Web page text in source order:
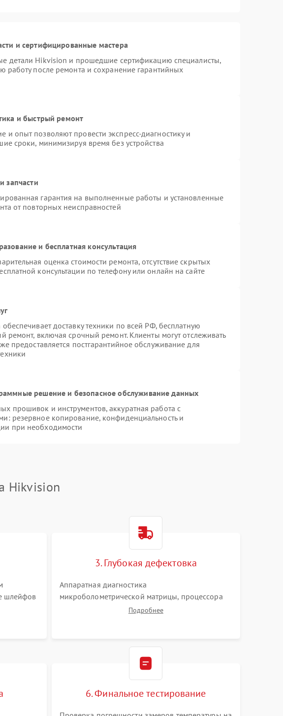
и сертифицированные мастера
детали Hikvision и прошедшие сертификацию специалисты,
работу после ремонта и сохранение гарантийных
и быстрый ремонт
и опыт позволяют провести экспресс-диагностику и
сроки, минимизируя время без устройства
запчасти
гарантия на выполненные работы и установленные
от повторных неисправностей
и бесплатная консультация
оценка стоимости ремонта, отсутствие скрытых
консультации по телефону или онлайн на сайте
доставку техники по всей РФ, бесплатную
ремонт, включая срочный ремонт. Клиенты могут отслеживать
предоставляется постгарантийное обслуживание для
решение и безопасное обслуживание данных
прошивок и инструментов, аккуратная работа с
резервное копирование, конфиденциальность и
при необходимости
Hikvision
шлейфов
плат от
3. Глубокая дефектовка
Аппаратная диагностика
микроболометрической матрицы, процессора
обработки изображений и цепей питания.
Подробнее
6. Финальное тестирование